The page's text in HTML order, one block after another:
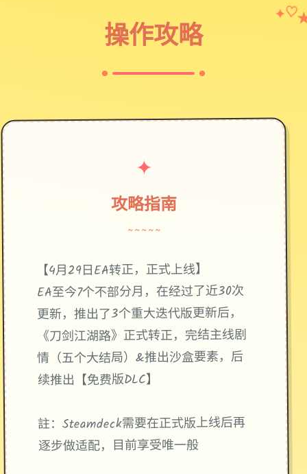
操作攻略
✦♡
✦
攻略指南
~~~~~
【4月29日EA转正，正式上线】
EA至今7个不部分月，在经过了近30次
更新，推出了3个重大迭代版更新后，
《刀剑江湖路》正式转正，完结主线剧
情（五个大结局）&推出沙盒要素，后
续推出【免费版DLC】
註：Steamdeck需要在正式版上线后再
逐步做适配，目前享受唯一般